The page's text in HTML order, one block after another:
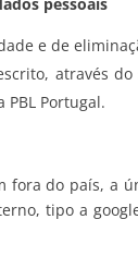
e de
através
PBL Portugal.
do país, a
tipo a